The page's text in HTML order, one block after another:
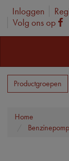
Inloggen
Volg ons op
Productgroepen
Home